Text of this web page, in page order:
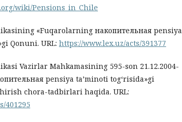
wiki/Pensions_in_Chile
«Fuqarolarning накопительная pensiya
Qonuni. URL: https://www.lex.uz/acts/391377
Vazirlar Mahkamasining 595-son 21.12.2004-
pensiya ta’minoti tog‘risida»gi
chora-tadbirlari haqida. URL:
401295